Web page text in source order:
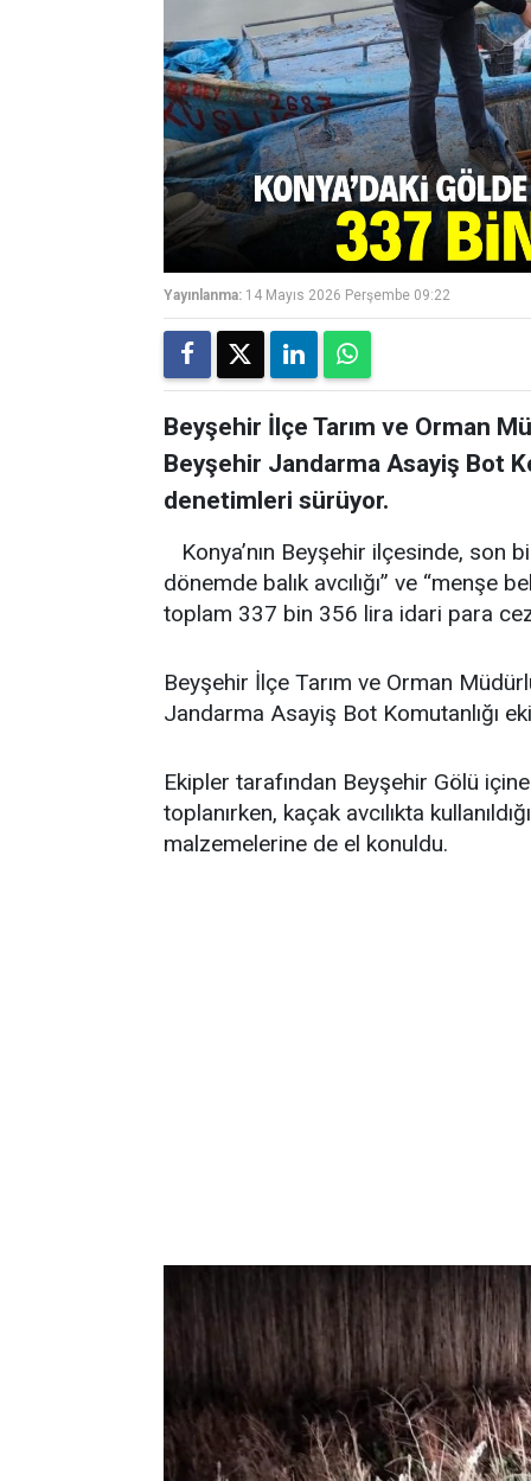
Yayınlanma: 14 Mayıs 2026 Perşembe 09:22
Beyşehir İlçe Tarım ve Orman
Beyşehir Jandarma Asayiş Bot
denetimleri sürüyor.
Konya’nın Beyşehir ilçesinde, son
dönemde balık avcılığı” ve “menşe
toplam 337 bin 356 lira idari para
Beyşehir İlçe Tarım ve Orman
Jandarma Asayiş Bot Komutanlığı
Ekipler tarafından Beyşehir Gölü
toplanırken, kaçak avcılıkta
malzemelerine de el konuldu.